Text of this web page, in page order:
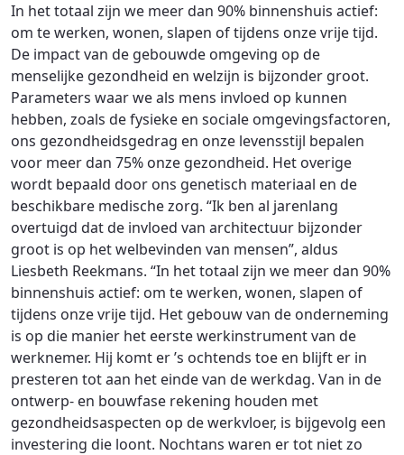
In het totaal zijn we meer dan 90% binnenshuis actief:
om te werken, wonen, slapen of tijdens onze vrije tijd.
De impact van de gebouwde omgeving op de
menselijke gezondheid en welzijn is bijzonder groot.
Parameters waar we als mens invloed op kunnen
hebben, zoals de fysieke en sociale omgevingsfactoren,
ons gezondheidsgedrag en onze levensstijl bepalen
voor meer dan 75% onze gezondheid. Het overige
wordt bepaald door ons genetisch materiaal en de
beschikbare medische zorg. “Ik ben al jarenlang
overtuigd dat de invloed van architectuur bijzonder
groot is op het welbevinden van mensen”, aldus
Liesbeth Reekmans. “In het totaal zijn we meer dan 90%
binnenshuis actief: om te werken, wonen, slapen of
tijdens onze vrije tijd. Het gebouw van de onderneming
is op die manier het eerste werkinstrument van de
werknemer. Hij komt er ’s ochtends toe en blijft er in
presteren tot aan het einde van de werkdag. Van in de
ontwerp- en bouwfase rekening houden met
gezondheidsaspecten op de werkvloer, is bijgevolg een
investering die loont. Nochtans waren er tot niet zo